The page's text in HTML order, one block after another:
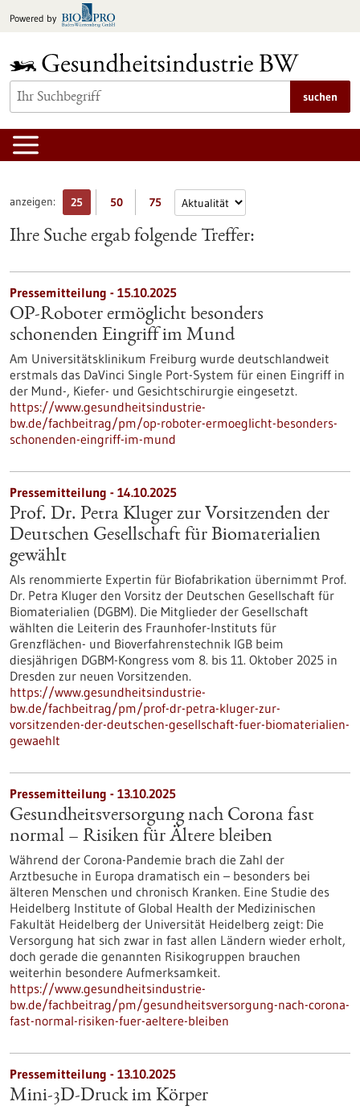
Inhalt
Powered by
suchen
anzeigen: 25 50 75
Ihre Suche ergab folgende Treffer:
Pressemitteilung - 15.10.2025
OP-Roboter ermöglicht besonders
schonenden Eingriff im Mund
Am Universitätsklinikum Freiburg wurde deutschlandweit
erstmals das DaVinci Single Port-System für einen Eingriff in
der Mund-, Kiefer- und Gesichtschirurgie eingesetzt.
https://www.gesundheitsindustrie-
bw.de/fachbeitrag/pm/op-roboter-ermoeglicht-besonders-
schonenden-eingriff-im-mund
Pressemitteilung - 14.10.2025
Prof. Dr. Petra Kluger zur Vorsitzenden der
Deutschen Gesellschaft für Biomaterialien
gewählt
Als renommierte Expertin für Biofabrikation übernimmt Prof.
Dr. Petra Kluger den Vorsitz der Deutschen Gesellschaft für
Biomaterialien (DGBM). Die Mitglieder der Gesellschaft
wählten die Leiterin des Fraunhofer-Instituts für
Grenzflächen- und Bioverfahrenstechnik IGB beim
diesjährigen DGBM-Kongress vom 8. bis 11. Oktober 2025 in
Dresden zur neuen Vorsitzenden.
https://www.gesundheitsindustrie-
bw.de/fachbeitrag/pm/prof-dr-petra-kluger-zur-
vorsitzenden-der-deutschen-gesellschaft-fuer-biomaterialien-
gewaehlt
Pressemitteilung - 13.10.2025
Gesundheitsversorgung nach Corona fast
normal – Risiken für Ältere bleiben
Während der Corona-Pandemie brach die Zahl der
Arztbesuche in Europa dramatisch ein – besonders bei
älteren Menschen und chronisch Kranken. Eine Studie des
Heidelberg Institute of Global Health der Medizinischen
Fakultät Heidelberg der Universität Heidelberg zeigt: Die
Versorgung hat sich zwar in fast allen Ländern wieder erholt,
doch gerade die genannten Risikogruppen brauchen
weiterhin besondere Aufmerksamkeit.
https://www.gesundheitsindustrie-
bw.de/fachbeitrag/pm/gesundheitsversorgung-nach-corona-
fast-normal-risiken-fuer-aeltere-bleiben
Pressemitteilung - 13.10.2025
Mini-3D-Druck im Körper